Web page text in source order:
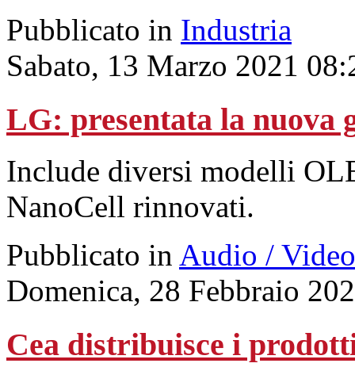
Pubblicato in Industria
Sabato, 13 Marzo 2021
LG: presentata la nuova
Include diversi modelli
NanoCell rinnovati.
Pubblicato in Audio / Video
Domenica, 28 Febbraio
Cea distribuisce i